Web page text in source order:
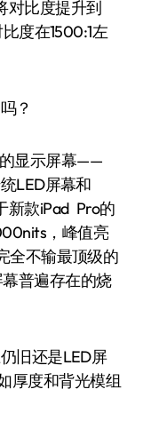
对比度提升到
度在1500:1左
？
显示屏幕——
LED屏幕和
新款iPad Pro的
，峰值亮
全不输最顶级的
普遍存在的烧
旧还是LED屏
厚度和背光模组